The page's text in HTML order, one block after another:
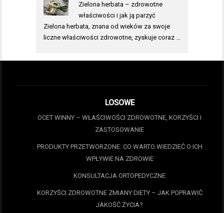
Zielona herbata – zdrowotne
właściwości i jak ją parzyć
Zielona herbata, znana od wieków za swoje
liczne właściwości zdrowotne, zyskuje coraz …
LOSOWE
OCET WINNY – WŁAŚCIWOŚCI ZDROWOTNE, KORZYŚCI I
ZASTOSOWANIE
PRODUKTY PRZETWORZONE: CO WARTO WIEDZIEĆ O ICH
WPŁYWIE NA ZDROWIE
KONSULTACJA ORTOPEDYCZNE
KORZYŚCI ZDROWOTNE ZMIANY DIETY – JAK POPRAWIĆ
JAKOŚĆ ŻYCIA?